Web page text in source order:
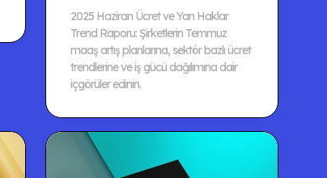
2025 Haziran Ücret ve Yan Haklar
Trend Raporu: Şirketlerin Temmuz
maaş artış planlarına, sektör bazlı ücret
trendlerine ve iş gücü dağılımına dair
içgörüler edinin.